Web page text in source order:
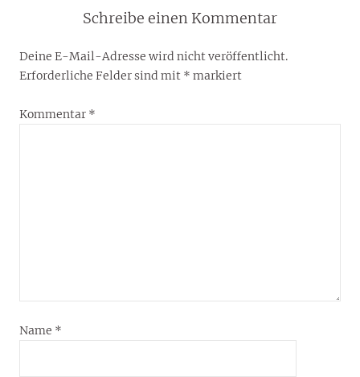
Schreibe einen Kommentar
Deine E-Mail-Adresse wird nicht veröffentlicht.
Erforderliche Felder sind mit * markiert
Kommentar *
Name *